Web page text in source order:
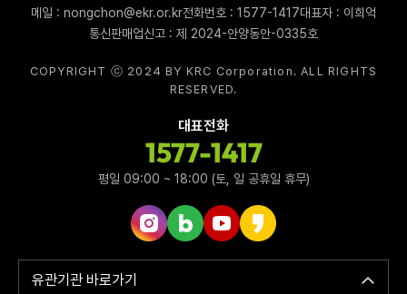
메일 : nongchon@ekr.or.kr전화번호 : 1577-1417대표자 : 이희억
통신판매업신고 : 제 2024-안양동안-0335호
COPYRIGHT ⓒ 2024 BY KRC Corporation. ALL RIGHTS
RESERVED.
대표전화
1577-1417
평일 09:00 ~ 18:00 (토, 일 공휴일 휴무)
인스타그램 바로가기
네이버블로그 바로가기
유튜브 바로가기
카카오스토리 바로가기
유관기관 바로가기